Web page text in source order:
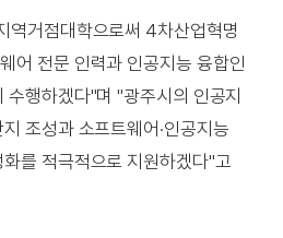
역거점대학으로써 4차산업혁명
어 전문 인력과 인공지능 융합인
행하겠다"며 "광주시의 인공지
조성과 소프트웨어·인공지능
를 적극적으로 지원하겠다"고